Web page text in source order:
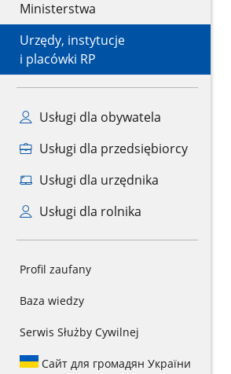
Ministerstwa
Urzędy, instytucje
i placówki RP
Usługi dla obywatela
Usługi dla przedsiębiorcy
Usługi dla urzędnika
Usługi dla rolnika
Profil zaufany
Baza wiedzy
Serwis Służby Cywilnej
Сайт для громадян України